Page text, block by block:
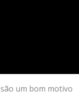
são um bom motivo